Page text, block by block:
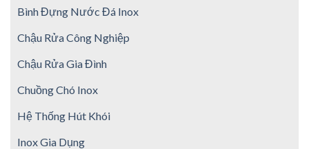
Bình Đựng Nước Đá Inox
Chậu Rửa Công Nghiệp
Chậu Rửa Gia Đình
Chuồng Chó Inox
Hệ Thống Hút Khói
Inox Gia Dụng